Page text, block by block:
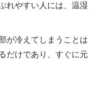
れやすい人には、温湿
が冷えてしまうことは
だけであり、すぐに元